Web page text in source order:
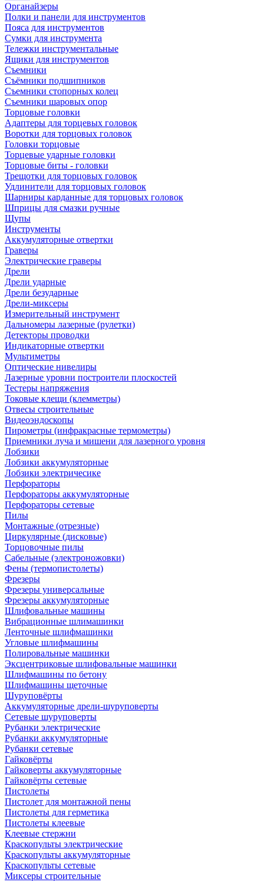
Органайзеры
Полки и панели для инструментов
Пояса для инструментов
Сумки для инструмента
Тележки инструментальные
Ящики для инструментов
Съемники
Съёмники подшипников
Съемники стопорных колец
Съемники шаровых опор
Торцовые головки
Адаптеры для торцевых головок
Воротки для торцовых головок
Головки торцовые
Торцевые ударные головки
Торцовые биты - головки
Трещотки для торцовых головок
Удлинители для торцовых головок
Шарниры карданные для торцовых головок
Шприцы для смазки ручные
Щупы
Инструменты
Аккумуляторные отвертки
Граверы
Электрические граверы
Дрели
Дрели ударные
Дрели безударные
Дрели-миксеры
Измерительный инструмент
Дальномеры лазерные (рулетки)
Детекторы проводки
Индикаторные отвертки
Мультиметры
Оптические нивелиры
Лазерные уровни построители плоскостей
Тестеры напряжения
Токовые клещи (клемметры)
Отвесы строительные
Видеоэндоскопы
Пирометры (инфракрасные термометры)
Приемники луча и мишени для лазерного уровня
Лобзики
Лобзики аккумуляторные
Лобзики электричесике
Перфораторы
Перфораторы аккумуляторные
Перфораторы сетевые
Пилы
Монтажные (отрезные)
Циркулярные (дисковые)
Торцовочные пилы
Сабельные (электроножовки)
Фены (термопистолеты)
Фрезеры
Фрезеры универсальные
Фрезеры аккумуляторные
Шлифовальные машины
Вибрационные шлимашинки
Ленточные шлифмашинки
Угловые шлифмашины
Полировальные машинки
Эксцентриковые шлифовальные машинки
Шлифмашины по бетону
Шлифмашины щеточные
Шуруповёрты
Аккумуляторные дрели-шуруповерты
Сетевые шуруповерты
Рубанки электрические
Рубанки аккумуляторные
Рубанки сетевые
Гайковёрты
Гайковерты аккумуляторные
Гайковёрты сетевые
Пистолеты
Пистолет для монтажной пены
Пистолеты для герметика
Пистолеты клеевые
Клеевые стержни
Краскопульты электрические
Краскопульты аккумуляторные
Краскопульты сетевые
Миксеры строительные